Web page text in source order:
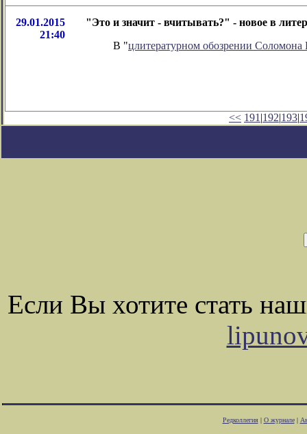
29.01.2015
21:40
"Это и значит - вчитывать?" - новое в
В "цлитературном обозрении
<< 191 |192|193|
Если Вы хотите стать
Редколлегия| О журнале|